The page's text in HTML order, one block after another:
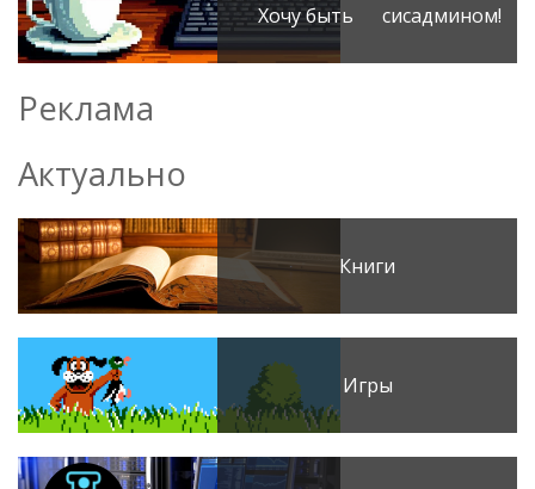
Хочу быть сисадмином!
Реклама
Актуально
Книги
Игры